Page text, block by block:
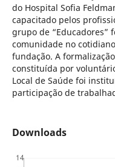
do Hospital Sofia
capacitado pelos
grupo de “Educadores”
comunidade no
fundação. A
constituída por
Local de Saúde foi
participação de
Downloads